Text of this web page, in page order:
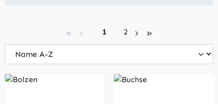
Seite
1 Seite
2